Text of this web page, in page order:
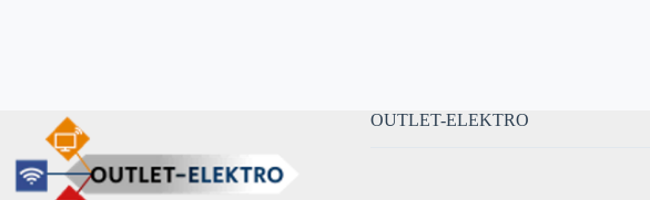
OUTLET-ELEKTRO